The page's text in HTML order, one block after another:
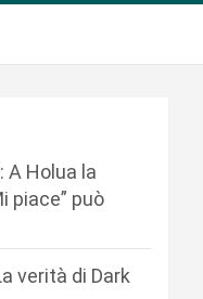
A Holua la
piace” può
verità di Dark